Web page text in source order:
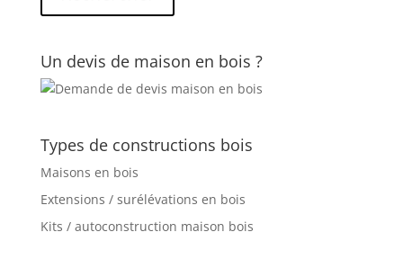
Un devis de maison en bois ?
Types de constructions bois
Maisons en bois
Extensions / surélévations en bois
Kits / autoconstruction maison bois